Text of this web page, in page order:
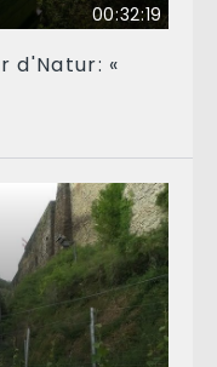
00:32:19
d'Natur: «